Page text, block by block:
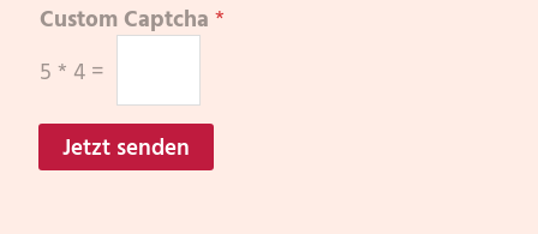
Custom Captcha *
5 * 4 =
Jetzt senden